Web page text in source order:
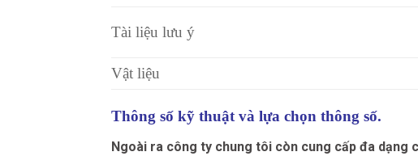
Tài liệu lưu ý
Vật liệu
Thông số kỹ thuật và lựa chọn thông số.
Ngoài ra công ty chung tôi còn cung cấp đa dạng